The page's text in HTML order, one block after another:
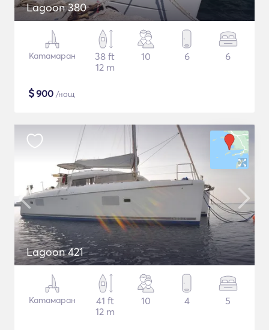
Lagoon 380
Катамаран
38 ft
12 m
10 6 6
$900 /нощ
Lagoon 421
Катамаран
41 ft
12 m
10 4 5